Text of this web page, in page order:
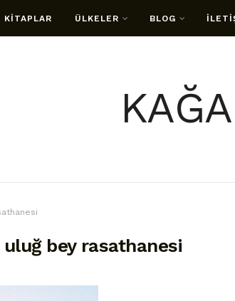
KİTAPLAR ÜLKELER BLOG
bey rasathanesi